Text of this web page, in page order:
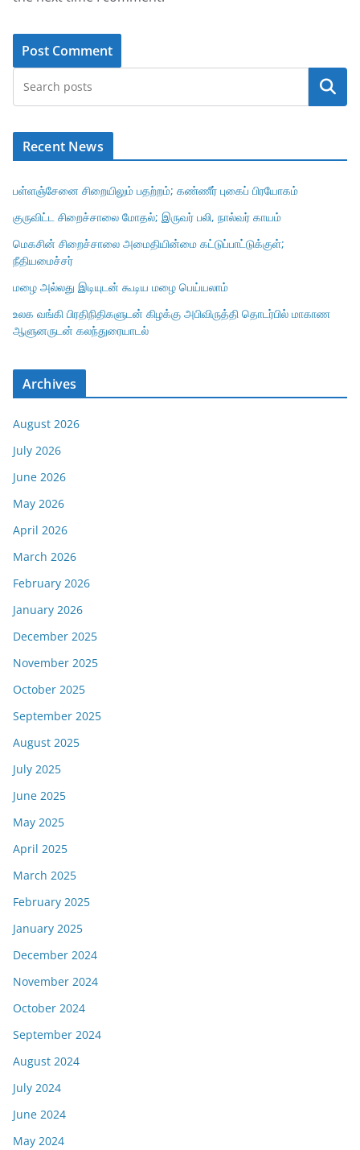
Search
Recent News
பள்ளஞ்சேனை சிறையிலும் பதற்றம்; கண்ணீர் புகைப் பிரயோகம்
குருவிட்ட சிறைச்சாலை மோதல்; இருவர் பலி, நால்வர் காயம்
மெகசின் சிறைச்சாலை அமைதியின்மை கட்டுப்பாட்டுக்குள்;
நீதியமைச்சர்
மழை அல்லது இடியுடன் கூடிய மழை பெய்யலாம்
உலக வங்கி பிரதிநிதிகளுடன் கிழக்கு அபிவிருத்தி தொடர்பில் மாகாண
ஆளுனருடன் கலந்துரையாடல்
Archives
August 2026
July 2026
June 2026
May 2026
April 2026
March 2026
February 2026
January 2026
December 2025
November 2025
October 2025
September 2025
August 2025
July 2025
June 2025
May 2025
April 2025
March 2025
February 2025
January 2025
December 2024
November 2024
October 2024
September 2024
August 2024
July 2024
June 2024
May 2024